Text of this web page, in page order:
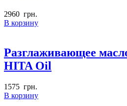
2960 грн.
В корзину
Разглаживающее
HITA Oil
1575 грн.
В корзину